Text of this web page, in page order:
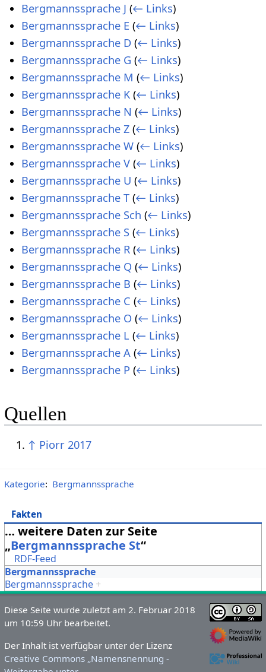
Bergmannssprache J (← Links)
Bergmannssprache E (← Links)
Bergmannssprache D (← Links)
Bergmannssprache G (← Links)
Bergmannssprache M (← Links)
Bergmannssprache K (← Links)
Bergmannssprache N (← Links)
Bergmannssprache Z (← Links)
Bergmannssprache W (← Links)
Bergmannssprache V (← Links)
Bergmannssprache U (← Links)
Bergmannssprache T (← Links)
Bergmannssprache Sch (← Links)
Bergmannssprache S (← Links)
Bergmannssprache R (← Links)
Bergmannssprache Q (← Links)
Bergmannssprache B (← Links)
Bergmannssprache C (← Links)
Bergmannssprache O (← Links)
Bergmannssprache L (← Links)
Bergmannssprache A (← Links)
Bergmannssprache P (← Links)
Quellen
↑ Piorr 2017
Kategorie: Bergmannssprache
Fakten
… weitere Daten zur Seite
„Bergmannssprache St“
RDF-Feed
Bergmannssprache
Bergmannssprache +
Diese Seite wurde zuletzt am 2. Februar 2018
um 10:59 Uhr bearbeitet.
Der Inhalt ist verfügbar unter der Lizenz
Creative Commons „Namensnennung -